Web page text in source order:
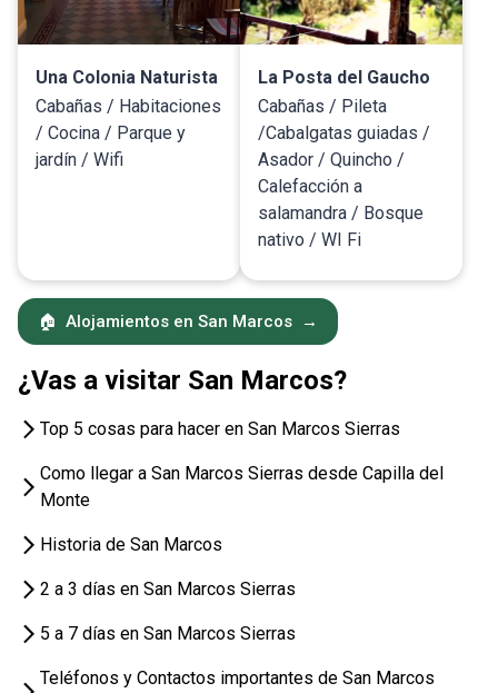
Una Colonia Naturista
Cabañas / Habitaciones
/ Cocina / Parque y
jardín / Wifi
La Posta del Gaucho
Cabañas / Pileta
/Cabalgatas guiadas /
Asador / Quincho /
Calefacción a
salamandra / Bosque
nativo / WI Fi
🏠 Alojamientos en San Marcos →
¿Vas a visitar San Marcos?
Top 5 cosas para hacer en San Marcos Sierras
Como llegar a San Marcos Sierras desde Capilla del
Monte
Historia de San Marcos
2 a 3 días en San Marcos Sierras
5 a 7 días en San Marcos Sierras
Teléfonos y Contactos importantes de San Marcos